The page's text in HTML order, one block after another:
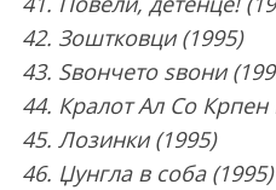
42. Зоштковци (1995)
43. Ѕвончето ѕвони
44. Кралот Ал Со
45. Лозинки (1995)
46. Џунгла в соба (1995)